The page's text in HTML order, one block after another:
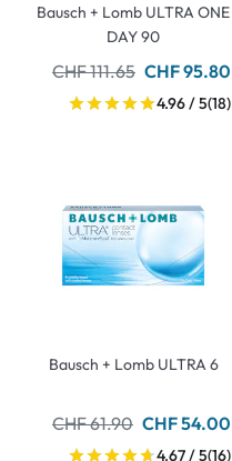
Bausch + Lomb ULTRA ONE
DAY 90
CHF 111.65 CHF 95.80
4.96 / 5(18)
Bausch + Lomb ULTRA 6
CHF 61.90 CHF 54.00
4.67 / 5(16)